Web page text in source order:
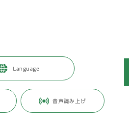
Language
音声読み上げ
> 環境保全 お知らせ
届出物件（受付No.31～ ）
新日付：2026年6月17日 / ページ番号：C120610